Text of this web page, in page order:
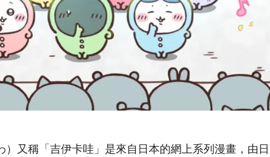
）又稱「吉伊卡哇」是來自日本的網上系列漫畫，由日